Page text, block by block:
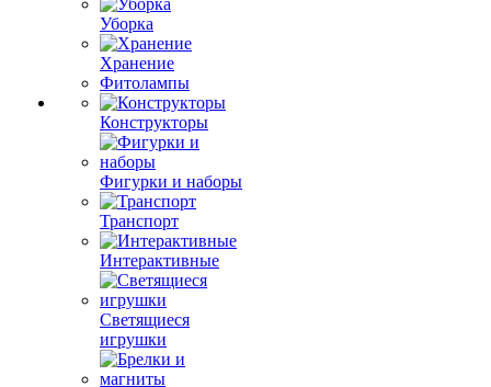
Уборка
Хранение
Фитолампы
Конструкторы
Фигурки и наборы
Транспорт
Интерактивные
Светящиеся
игрушки